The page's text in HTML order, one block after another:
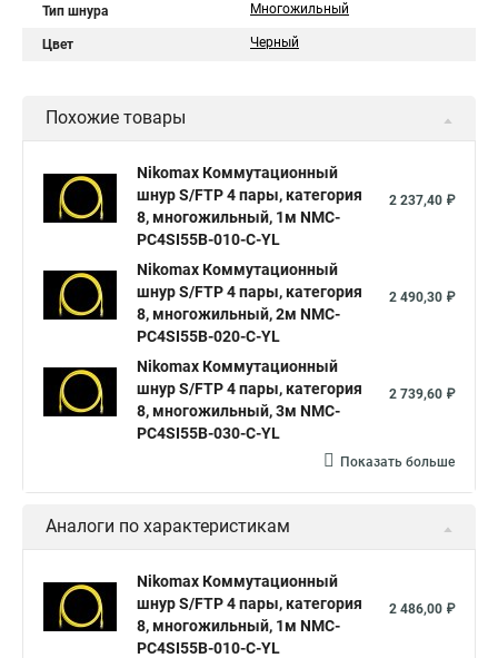
Тип шнура Многожильный
Цвет Черный
Похожие товары
Nikomax Коммутационный
шнур S/FTP 4 пары, категория
8, многожильный, 1м NMC-
PC4SI55B-010-C-YL
2 237,40 ₽
Nikomax Коммутационный
шнур S/FTP 4 пары, категория
8, многожильный, 2м NMC-
PC4SI55B-020-C-YL
2 490,30 ₽
Nikomax Коммутационный
шнур S/FTP 4 пары, категория
8, многожильный, 3м NMC-
PC4SI55B-030-C-YL
2 739,60 ₽
Показать больше
Аналоги по характеристикам
Nikomax Коммутационный
шнур S/FTP 4 пары, категория
8, многожильный, 1м NMC-
PC4SI55B-010-C-YL
2 486,00 ₽